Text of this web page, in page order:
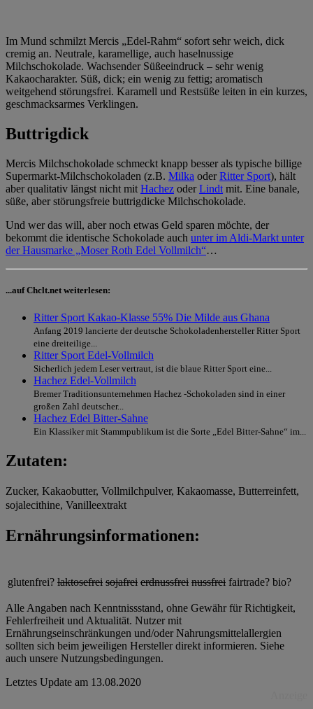
Im Mund schmilzt Mercis „Edel-Rahm“ sofort sehr weich, dick
cremig an. Neutrale, karamellige, auch haselnussige
Milchschokolade. Wachsender Süßeeindruck – sehr wenig
Kakaocharakter. Süß, dick; ein wenig zu fettig; aromatisch
weitgehend störungsfrei. Karamell und Restsüße leiten in ein kurzes,
geschmacksarmes Verklingen.
Buttrigdick
Mercis Milchschokolade schmeckt knapp besser als typische billige
Supermarkt-Milchschokoladen (z.B. Milka oderRitter Sport), hält
aber qualitativ längst nicht mit Hachez oderLindt mit. Eine banale,
süße, aber störungsfreie buttrigdicke Milchschokolade.
Und wer das will, aber noch etwas Geld sparen möchte, der
bekommt die identische Schokolade auch unter im Aldi-Markt unter
der Hausmarke „Moser Roth Edel Vollmilch“…
...auf Chclt.net weiterlesen:
Ritter Sport Kakao-Klasse 55% Die Milde aus Ghana
Anfang 2019 lancierte der deutsche Schokoladenhersteller Ritter Sport
eine dreiteilige...
Ritter Sport Edel-Vollmilch
Sicherlich jedem Leser vertraut, ist die blaue Ritter Sport eine...
Hachez Edel-Vollmilch
Bremer Traditionsunternehmen Hachez -Schokoladen sind in einer
großen Zahl deutscher...
Hachez Edel Bitter-Sahne
Ein Klassiker mit Stammpublikum ist die Sorte „Edel Bitter-Sahne“ im...
Zutaten:
Zucker, Kakaobutter, Vollmilchpulver, Kakaomasse, Butterreinfett,
sojalecithine, Vanilleextrakt
Ernährungsinformationen:
glutenfrei? laktosefrei sojafrei erdnussfrei nussfrei fairtrade? bio?
Alle Angaben nach Kenntnissstand, ohne Gewähr für Richtigkeit,
Fehlerfreiheit und Aktualität. Nutzer mit
Ernährungseinschränkungen und/oder Nahrungsmittelallergien
sollten sich beim jeweiligen Hersteller direkt informieren. Siehe
auch unsere Nutzungsbedingungen.
Letztes Update am 13.08.2020